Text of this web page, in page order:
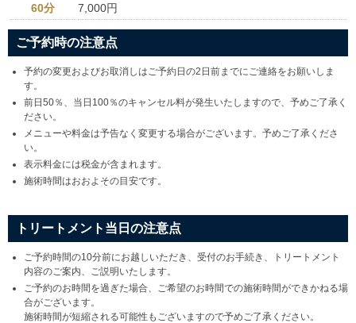
60分 7,000円
ご予約時の注意点
予約の変更およびお取消しはご予約日の2日前までにご連絡をお願いしま
す。
前日50％、当日100％のキャンセル料が発生いたしますので、予めご了承く
ださい。
メニューや料金は予告なく変更する場合がございます。予めご了承くださ
い。
表示料金には税金が含まれます。
施術時間はおおよその目安です。
トリートメント当日の注意点
ご予約時間の10分前にお越しいただき、受付のお手続き、トリートメント
内容のご案内、ご説明いたします。
ご予約のお時間を過ぎた場合、ご希望のお時間での施術時間ができかねる場
合がございます。
施術時間が短縮される可能性もございますので予めご了承ください。